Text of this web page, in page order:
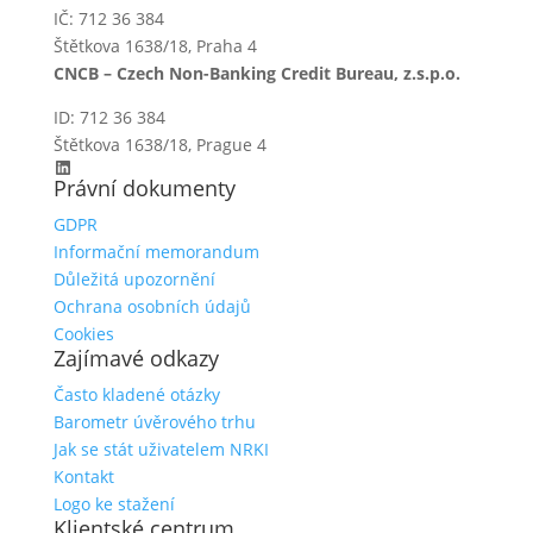
IČ: 712 36 384
Štětkova 1638/18, Praha 4
CNCB – Czech Non-Banking Credit Bureau, z.s.p.o.
ID: 712 36 384
Štětkova 1638/18, Prague 4
LinkedIn
Právní dokumenty
GDPR
Informační memorandum
Důležitá upozornění
Ochrana osobních údajů
Cookies
Zajímavé odkazy
Často kladené otázky
Barometr úvěrového trhu
Jak se stát uživatelem NRKI
Kontakt
Logo ke stažení